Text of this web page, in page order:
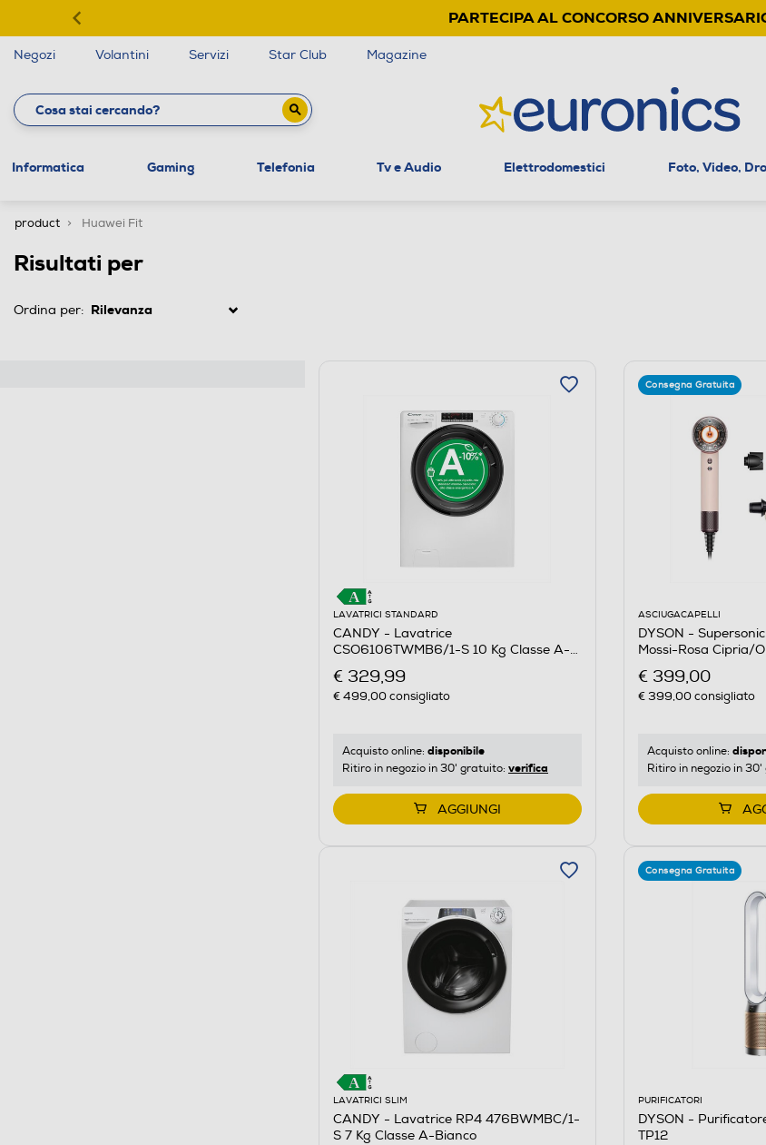
PARTECIPA AL CONCORSO
Negozi Volantini Servizi Star Club Magazine
Informatica Gaming Telefonia Tv e Audio Elettrodomestici Foto, Video,
product Huawei Fit
Risultati per
Ordina per:
LAVATRICI STANDARD
CANDY - Lavatrice
CSO6106TWMB6/1-S 10 Kg Classe A-
€ 329,99
€ 499,00consigliato
Acquisto online: disponibile
Ritiro in negozio in 30' gratuito: verifica
AGGIUNGI
Consegna Gratuita
ASCIUGACAPELLI
DYSON -
Mossi-Rosa Cipria/
€ 399,00
€ 399,00consigliato
Acquisto online:
Ritiro in negozio in
LAVATRICI SLIM
CANDY - Lavatrice RP4 476BWMBC/1-
S 7 Kg Classe A-Bianco
Consegna Gratuita
PURIFICATORI
DYSON -
TP12